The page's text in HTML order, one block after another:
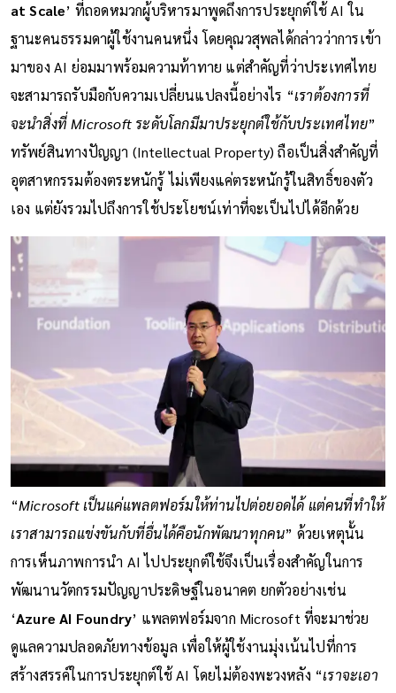
at Scale’ ที่ถอดหมวกผู้บริหารมาพูดถึงการประยุกต์ใช้ AI ใน
ฐานะคนธรรมดาผู้ใช้งานคนหนึ่ง โดยคุณวสุพลได้กล่าวว่าการเข้า
มาของ AI ย่อมมาพร้อมความท้าทาย แต่สำคัญที่ว่าประเทศไทย
จะสามารถรับมือกับความเปลี่ยนแปลงนี้อย่างไร “เราต้องการที่
จะนำสิ่งที่ Microsoft ระดับโลกมีมาประยุกต์ใช้กับประเทศไทย”
ทรัพย์สินทางปัญญา (Intellectual Property) ถือเป็นสิ่งสำคัญที่
อุตสาหกรรมต้องตระหนักรู้ ไม่เพียงแค่ตระหนักรู้ในสิทธิ์ของตัว
เอง แต่ยังรวมไปถึงการใช้ประโยชน์เท่าที่จะเป็นไปได้อีกด้วย
“Microsoft เป็นแค่แพลตฟอร์มให้ท่านไปต่อยอดได้ แต่คนที่ทำให้
เราสามารถแข่งขันกับที่อื่นได้คือนักพัฒนาทุกคน” ด้วยเหตุนั้น
การเห็นภาพการนำ AI ไปประยุกต์ใช้จึงเป็นเรื่องสำคัญในการ
พัฒนานวัตกรรมปัญญาประดิษฐ์ในอนาคต ยกตัวอย่างเช่น
‘Azure AI Foundry’ แพลตฟอร์มจาก Microsoft ที่จะมาช่วย
ดูแลความปลอดภัยทางข้อมูล เพื่อให้ผู้ใช้งานมุ่งเน้นไปที่การ
สร้างสรรค์ในการประยุกต์ใช้ AI โดยไม่ต้องพะวงหลัง “เราจะเอา